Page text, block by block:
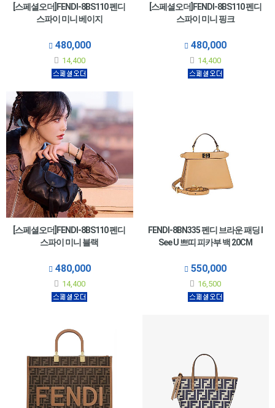
[스페셜오더]FENDI-8BS110 펜디
스파이 미니 베이지
480,000
14,400
[스페셜오더]FENDI-8BS110 펜디
스파이 미니 핑크
480,000
14,400
[스페셜오더]FENDI-8BS110 펜디
스파이 미니 블랙
480,000
14,400
FENDI-8BN335 펜디 브라운 패딩 I
See U 쁘띠 피카부 백 20CM
550,000
16,500